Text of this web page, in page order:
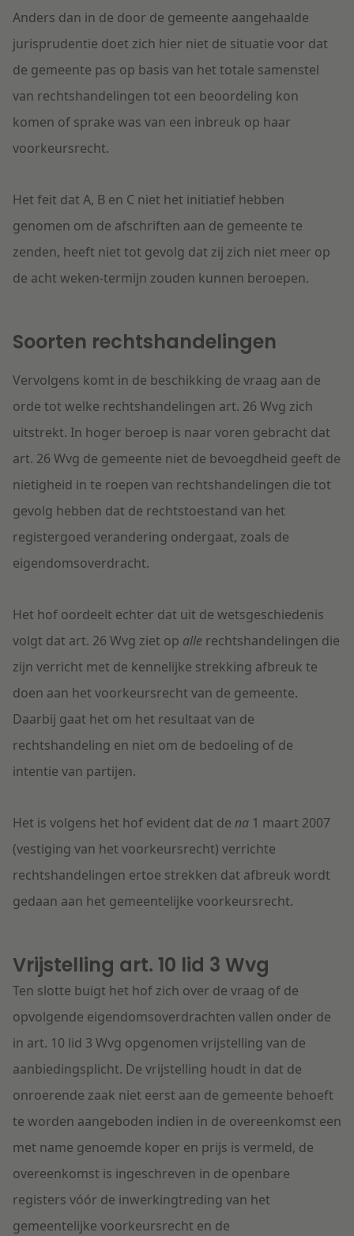
Anders dan in de door de gemeente aangehaalde
jurisprudentie doet zich hier niet de situatie voor dat
de gemeente pas op basis van het totale samenstel
van rechtshandelingen tot een beoordeling kon
komen of sprake was van een inbreuk op haar
voorkeursrecht.
Het feit dat A, B en C niet het initiatief hebben
genomen om de afschriften aan de gemeente te
zenden, heeft niet tot gevolg dat zij zich niet meer op
de acht weken-termijn zouden kunnen beroepen.
Soorten rechtshandelingen
Vervolgens komt in de beschikking de vraag aan de
orde tot welke rechtshandelingen art. 26 Wvg zich
uitstrekt. In hoger beroep is naar voren gebracht dat
art. 26 Wvg de gemeente niet de bevoegdheid geeft de
nietigheid in te roepen van rechtshandelingen die tot
gevolg hebben dat de rechtstoestand van het
registergoed verandering ondergaat, zoals de
eigendomsoverdracht.
Het hof oordeelt echter dat uit de wetsgeschiedenis
volgt dat art. 26 Wvg ziet op alle rechtshandelingen die
zijn verricht met de kennelijke strekking afbreuk te
doen aan het voorkeursrecht van de gemeente.
Daarbij gaat het om het resultaat van de
rechtshandeling en niet om de bedoeling of de
intentie van partijen.
Het is volgens het hof evident dat de na 1 maart 2007
(vestiging van het voorkeursrecht) verrichte
rechtshandelingen ertoe strekken dat afbreuk wordt
gedaan aan het gemeentelijke voorkeursrecht.
Vrijstelling art. 10 lid 3 Wvg
Ten slotte buigt het hof zich over de vraag of de
opvolgende eigendomsoverdrachten vallen onder de
in art. 10 lid 3 Wvg opgenomen vrijstelling van de
aanbiedingsplicht. De vrijstelling houdt in dat de
onroerende zaak niet eerst aan de gemeente behoeft
te worden aangeboden indien in de overeenkomst een
met name genoemde koper en prijs is vermeld, de
overeenkomst is ingeschreven in de openbare
registers vóór de inwerkingtreding van het
gemeentelijke voorkeursrecht en de